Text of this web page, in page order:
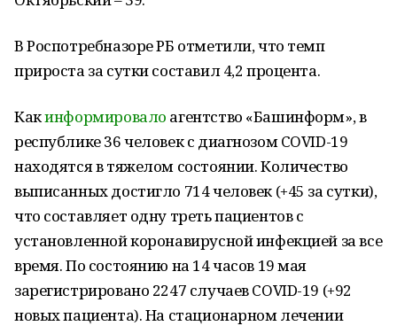
В Роспотребназоре РБ отметили, что темп
прироста за сутки составил 4,2 процента.
Какинформировало агентство «Башинформ», в
республике 36 человек с диагнозом COVID-19
находятся в тяжелом состоянии. Количество
выписанных достигло 714 человек (+45 за сутки),
что составляет одну треть пациентов с
установленной коронавирусной инфекцией за все
время. По состоянию на 14 часов 19 мая
зарегистрировано 2247 случаев COVID-19 (+92
новых пациента). На стационарном лечении